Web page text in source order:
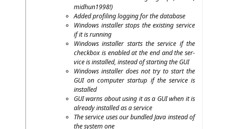
midhun1998!)
Added pro­fil­ing log­ging for the database
Win­dows instal­ler stops the exis­ting ser­vice
if it is running
Win­dows instal­ler starts the ser­vice if the
check­box is enab­led at the end and the ser­
vice is instal­led, ins­tead of start­ing the GUI
Win­dows instal­ler does not try to start the
GUIon com­pu­ter start­up if the ser­vice is
installed
GUIwarns about using it as a GUIwhen it is
alre­a­dy instal­led as a service
The ser­vice uses our bund­led Java ins­tead of
the sys­tem one